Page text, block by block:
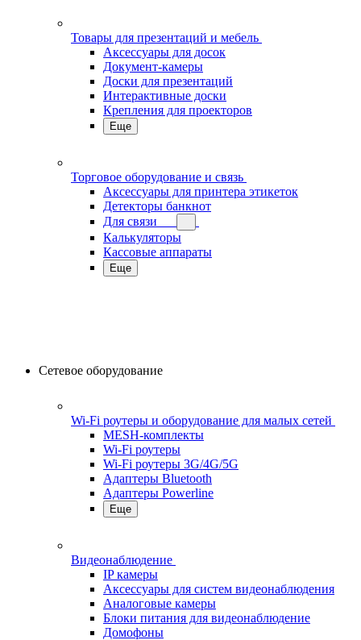
Товары для презентаций и мебель
Аксессуары для досок
Документ-камеры
Доски для презентаций
Интерактивные доски
Крепления для проекторов
Еще
Торговое оборудование и связь
Аксессуары для принтера этикеток
Детекторы банкнот
Для связи
Калькуляторы
Кассовые аппараты
Еще
Сетевое оборудование
Wi-Fi роутеры и оборудование для малых сетей
MESH-комплекты
Wi-Fi роутеры
Wi-Fi роутеры 3G/4G/5G
Адаптеры Bluetooth
Адаптеры Powerline
Еще
Видеонаблюдение
IP камеры
Аксессуары для систем видеонаблюдения
Аналоговые камеры
Блоки питания для видеонаблюдение
Домофоны